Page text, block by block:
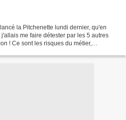
la Pitchenette lundi dernier, qu'en
me faire détester par les 5 autres
! Ce sont les risques du métier,